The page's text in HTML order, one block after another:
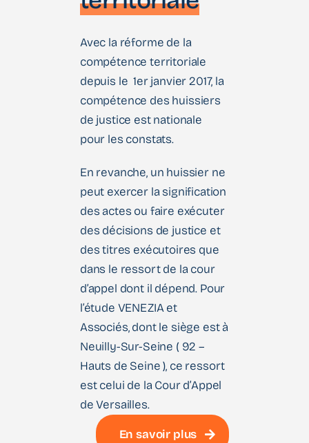
Avec la réforme de la
compétence territoriale
depuis le 1er janvier 2017, la
compétence des huissiers
de justice est nationale
pour les constats.
En revanche, un huissier ne
peut exercer la signification
des actes ou faire exécuter
des décisions de justice et
des titres exécutoires que
dans le ressort de la cour
d’appel dont il dépend. Pour
l’étude VENEZIA et
Associés, dont le siège est à
Neuilly-Sur-Seine ( 92 –
Hauts de Seine ), ce ressort
est celui de la Cour d’Appel
de Versailles.
En savoir plus